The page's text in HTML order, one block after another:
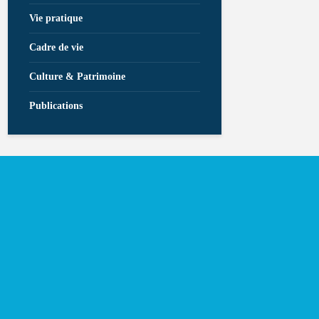
Vie pratique
Cadre de vie
Culture & Patrimoine
Publications